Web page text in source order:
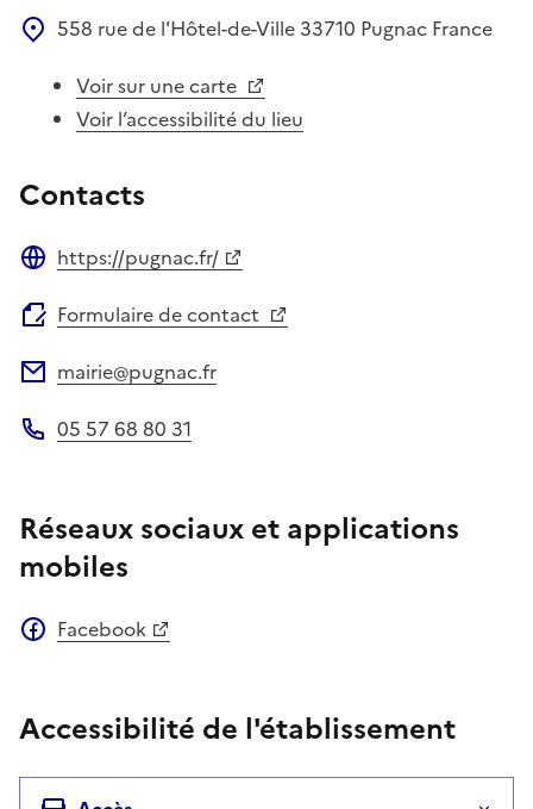
558 rue de l'Hôtel-de-Ville 33710 Pugnac France
Voir sur une carte
Voir l’accessibilité du lieu
Contacts
https://pugnac.fr/
Formulaire de contact
mairie@pugnac.fr
05 57 68 80 31
Réseaux sociaux et applications
mobiles
Facebook
Accessibilité de l'établissement